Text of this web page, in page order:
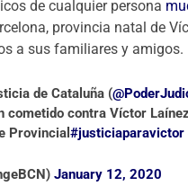
de cualquier persona
provincia natal de
a sus familiares y amigos.
de Cataluña (
cometido contra Víctor
Provincial#justiciaparavictor
January 12, 2020